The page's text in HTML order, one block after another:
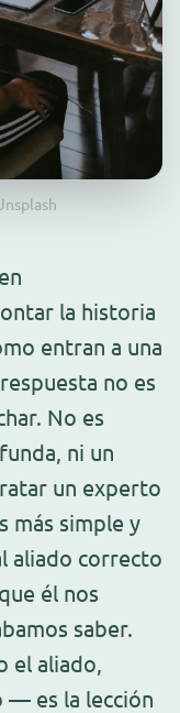
la historia
entran a una
no es
No es
ni un
un experto
más simple y
aliado correcto
él nos
saber.
el aliado,
— es la lección